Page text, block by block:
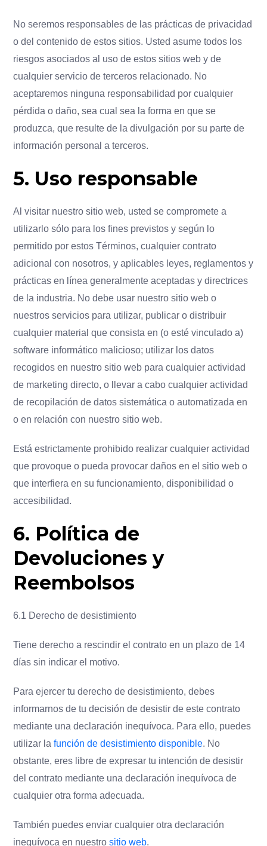
No seremos responsables de las prácticas de privacidad
o del contenido de estos sitios. Usted asume todos los
riesgos asociados al uso de estos sitios web y de
cualquier servicio de terceros relacionado. No
aceptaremos ninguna responsabilidad por cualquier
pérdida o daño, sea cual sea la forma en que se
produzca, que resulte de la divulgación por su parte de
información personal a terceros.
5. Uso responsable
Al visitar nuestro sitio web, usted se compromete a
utilizarlo sólo para los fines previstos y según lo
permitido por estos Términos, cualquier contrato
adicional con nosotros, y aplicables leyes, reglamentos y
prácticas en línea generalmente aceptadas y directrices
de la industria. No debe usar nuestro sitio web o
nuestros servicios para utilizar, publicar o distribuir
cualquier material que consista en (o esté vinculado a)
software informático malicioso; utilizar los datos
recogidos en nuestro sitio web para cualquier actividad
de marketing directo, o llevar a cabo cualquier actividad
de recopilación de datos sistemática o automatizada en
o en relación con nuestro sitio web.
Está estrictamente prohibido realizar cualquier actividad
que provoque o pueda provocar daños en el sitio web o
que interfiera en su funcionamiento, disponibilidad o
accesibilidad.
6. Política de
Devoluciones y
Reembolsos
6.1 Derecho de desistimiento
Tiene derecho a rescindir el contrato en un plazo de 14
días sin indicar el motivo.
Para ejercer tu derecho de desistimiento, debes
informarnos de tu decisión de desistir de este contrato
mediante una declaración inequívoca. Para ello, puedes
utilizar la función de desistimiento disponible. No
obstante, eres libre de expresar tu intención de desistir
del contrato mediante una declaración inequívoca de
cualquier otra forma adecuada.
También puedes enviar cualquier otra declaración
inequívoca en nuestro sitio web.